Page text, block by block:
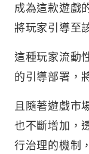
成為這款遊戲
將玩家引導至
這種玩家流動
的引導部署，
且隨著遊戲市
也不斷增加，
行治理的機制